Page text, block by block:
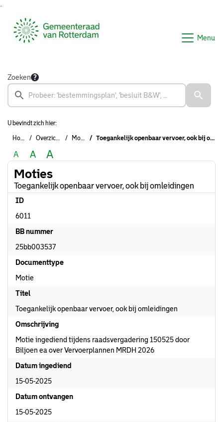
Menu
Zoeken
U bevindt zich hier:
Home Overzichten Moties Toegankelijk openbaar vervoer, ook bij omleidingen
A A A
Moties
Toegankelijk openbaar vervoer, ook bij omleidingen
ID
6011
BB nummer
25bb003537
Documenttype
Motie
Titel
Toegankelijk openbaar vervoer, ook bij omleidingen
Omschrijving
Motie ingediend tijdens raadsvergadering 150525 door
Biljoen ea over Vervoerplannen MRDH 2026
Datum ingediend
15-05-2025
Datum ontvangen
15-05-2025